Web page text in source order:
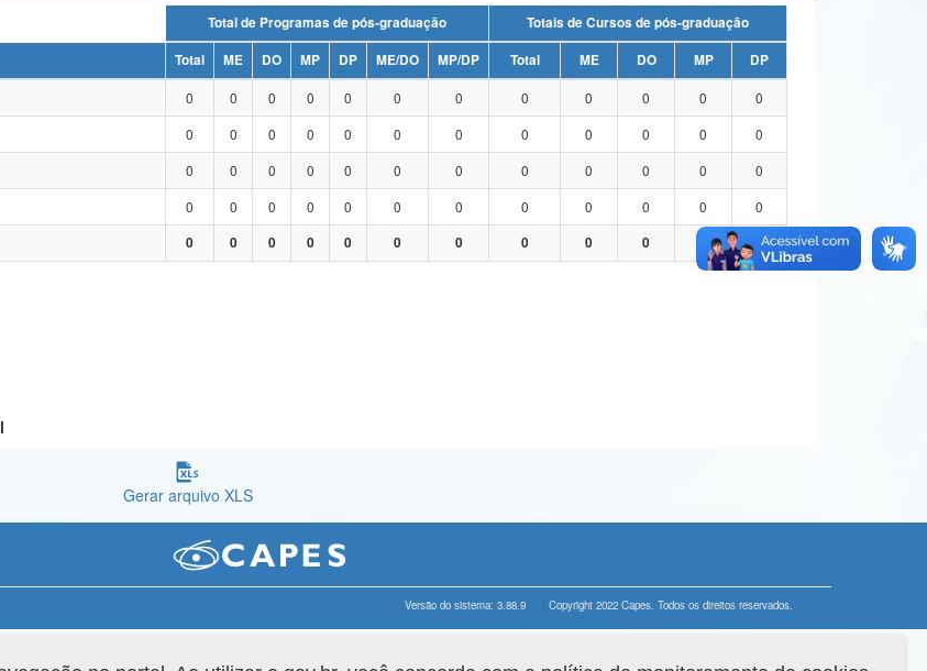
Total de Programas de pós-graduação
Totais de Cursos de pós-graduação
Total ME DO MP DP ME/DO MP/DP Total ME DO MP
DP
0 0 0 0 0 0 0 0 0 0 0
0
0 0 0 0 0 0 0 0 0 0 0
0
0 0 0 0 0 0 0 0 0 0 0
0
0 0 0 0 0 0 0 0 0 0 0
0
0 0 0 0 0 0 0 0 0 0 0
Gerar arquivo XLS
Versão do sistema: 3.88.9 Copyright 2022 Capes. Todos os direitos reservados.